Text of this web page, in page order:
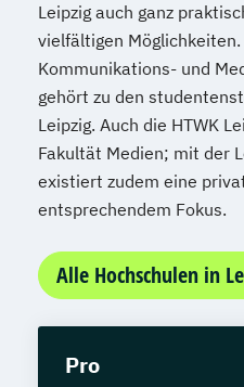
Leipzig auch ganz
vielfältigen
Kommunikations- und
gehört zu den
Leipzig. Auch die HTWK
Fakultät Medien; mit der
existiert zudem eine
entsprechendem Fokus.
Alle Hochschulen in
Pro